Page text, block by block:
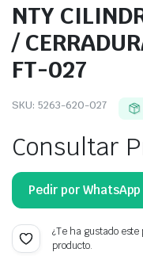
NTY
/
FT-027
SKU: 5263-620-027
Consultar
Pedir por WhatsApp
¿Te ha gustado este
producto.